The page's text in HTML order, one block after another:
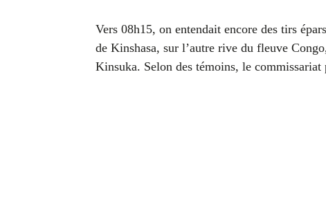
Vers 08h15, on entendait encore des tirs
de Kinshasa, sur l’autre rive du fleuve
Kinsuka. Selon des témoins, le